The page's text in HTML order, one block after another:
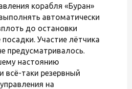
корабля «Буран»
автоматически
до остановки
Участие лётчика
предусматривалось.
настоянию
всё-таки резервный
на